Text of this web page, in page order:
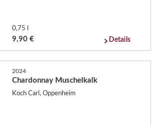
0,75 l
9,90 € Details
2024
Chardonnay Muschelkalk
Koch Carl, Oppenheim